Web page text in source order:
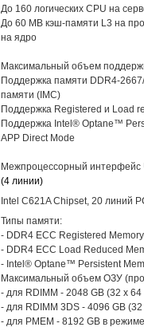
До 160 логических CPU на
До 60 MB кэш-памяти L3 на
на ядро
Максимальный объем
Поддержка памяти DDR4-
памяти (IMC)
Поддержка Registered и Load
Поддержка Intel® Optane™
APP Direct Mode
Межпроцессорный интерфейс
(4 линии)
Intel C621A Chipset, 20 линий
Типы памяти:
- DDR4 ECC Registered
- DDR4 ECC Load Reduced
- Intel® Optane™ Persistent
Максимальный объем ОЗУ
- для RDIMM - 2048 GB (32 x
- для RDIMM 3DS - 4096 GB
- для PMEM - 8192 GB в